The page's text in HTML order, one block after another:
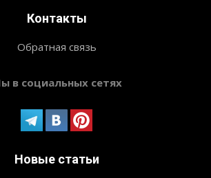
Контакты
Обратная связь
в социальных сетях
Новые статьи